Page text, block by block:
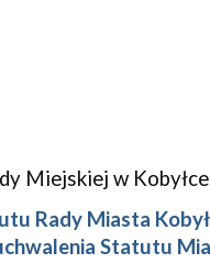
Miejskiej w Kobyłce
Rady Miasta
Statutu